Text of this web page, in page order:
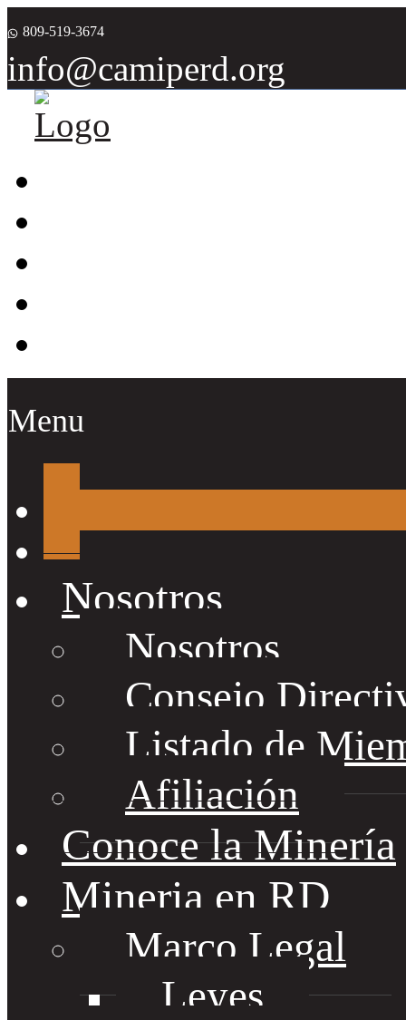
809-519-3674
info@camiperd.org
Menu
Nosotros
Nosotros
Consejo
Listado de
Afiliación
Conoce la Minería
Mineria en RD
Marco Legal
Leyes